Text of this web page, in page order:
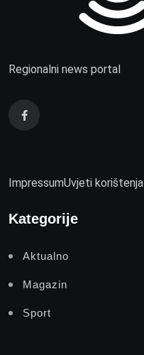
Regionalni news portal
ImpressumUvjeti korištenja
Kategorije
Aktualno
Magazin
Sport